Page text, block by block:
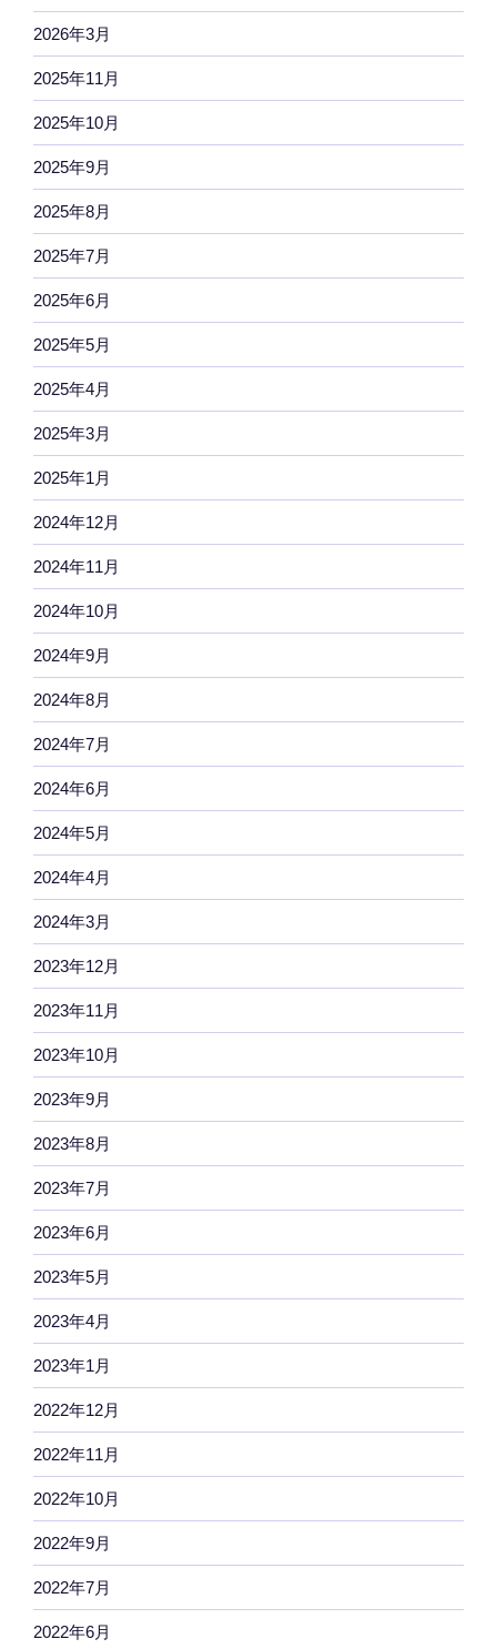
2026年3月
2025年11月
2025年10月
2025年9月
2025年8月
2025年7月
2025年6月
2025年5月
2025年4月
2025年3月
2025年1月
2024年12月
2024年11月
2024年10月
2024年9月
2024年8月
2024年7月
2024年6月
2024年5月
2024年4月
2024年3月
2023年12月
2023年11月
2023年10月
2023年9月
2023年8月
2023年7月
2023年6月
2023年5月
2023年4月
2023年1月
2022年12月
2022年11月
2022年10月
2022年9月
2022年7月
2022年6月